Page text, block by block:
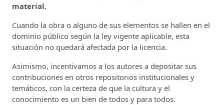
material.
Cuando la obra o alguno de sus elementos se hallen en el
dominio público según la ley vigente aplicable, esta
situación no quedará afectada por la licencia.
Asimismo, incentivamos a los autores a depositar sus
contribuciones en otros repositorios institucionales y
temáticos, con la certeza de que la cultura y el
conocimiento es un bien de todos y para todos.